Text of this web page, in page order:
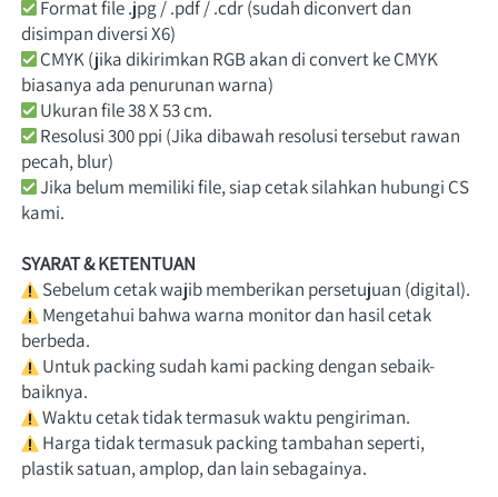
Format file .jpg / .pdf / .cdr (sudah diconvert dan
disimpan diversi X6)
CMYK (jika dikirimkan RGB akan di convert ke CMYK
biasanya ada penurunan warna)
Ukuran file 38 X 53 cm.
Resolusi 300 ppi (Jika dibawah resolusi tersebut rawan
pecah, blur)
Jika belum memiliki file, siap cetak silahkan hubungi CS
kami.
SYARAT & KETENTUAN
Sebelum cetak wajib memberikan persetujuan (digital).
Mengetahui bahwa warna monitor dan hasil cetak
berbeda.
Untuk packing sudah kami packing dengan sebaik-
baiknya.
Waktu cetak tidak termasuk waktu pengiriman.
Harga tidak termasuk packing tambahan seperti,
plastik satuan, amplop, dan lain sebagainya.